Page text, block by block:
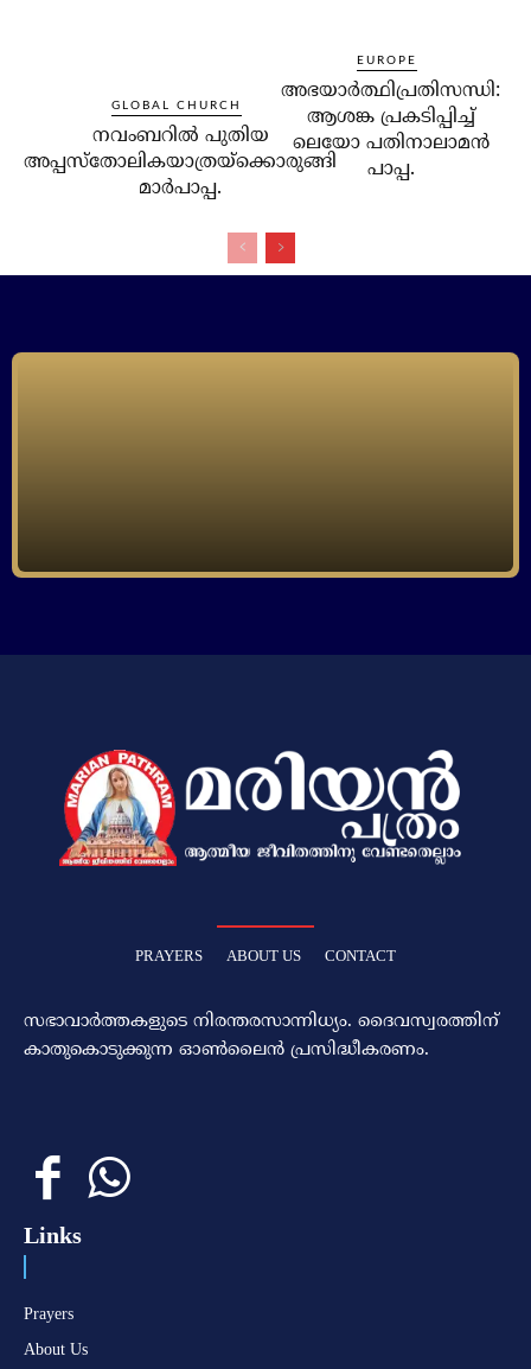
GLOBAL CHURCH
നവംബറില്‍ പുതിയ
അപ്പസ്‌തോലികയാത്രയ്‌ക്കൊരുങ്ങി
മാര്‍പാപ്പ.
EUROPE
അഭയാര്‍ത്ഥിപ്രതിസന്ധി:
ആശങ്ക പ്രകടിപ്പിച്ച്
ലെയോ പതിനാലാമന്‍
പാപ്പ.
PRAYERS ABOUT US CONTACT
സഭാവാര്‍ത്തകളുടെ നിരന്തരസാന്നിധ്യം. ദൈവസ്വരത്തിന്‌
കാതുകൊടുക്കുന്ന ഓണ്‍ലൈന്‍ പ്രസിദ്ധീകരണം.
Links
Prayers
About Us